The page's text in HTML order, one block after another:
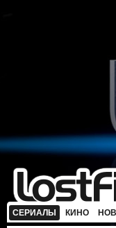
СЕРИАЛЫ КИНО